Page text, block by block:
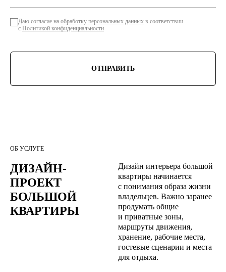
Даю согласие на обработку персональных данных в соответствии
с Политикой конфиденциальности
ОТПРАВИТЬ
ОБ УСЛУГЕ
ДИЗАЙН-
ПРОЕКТ
БОЛЬШОЙ
КВАРТИРЫ
Дизайн интерьера большой
квартиры начинается
с понимания образа жизни
владельцев. Важно заранее
продумать общие
и приватные зоны,
маршруты движения,
хранение, рабочие места,
гостевые сценарии и места
для отдыха.